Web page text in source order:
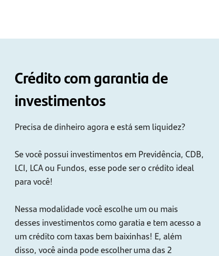
Crédito com garantia de
investimentos
Precisa de dinheiro agora e está sem liquidez?
Se você possui investimentos em Previdência, CDB,
LCI, LCA ou Fundos, esse pode ser o crédito ideal
para você!
Nessa modalidade você escolhe um ou mais
desses investimentos como garatia e tem acesso a
um crédito com taxas bem baixinhas! E, além
disso, você ainda pode escolher uma das 2